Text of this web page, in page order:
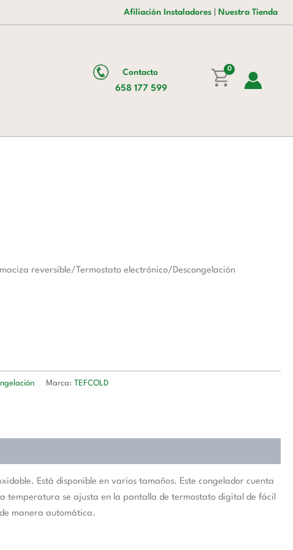
Afiliación Instaladores Nuestra Tienda
Contacto
658 177 599
0
reversible/Termostato electrónico/Descongelación
Marca: TEFCOLD
Está disponible en varios tamaños. Este congelador cuenta
se ajusta en la pantalla de termostato digital de fácil
manera automática.
1.155,00 €.805,00 €.
cantidad